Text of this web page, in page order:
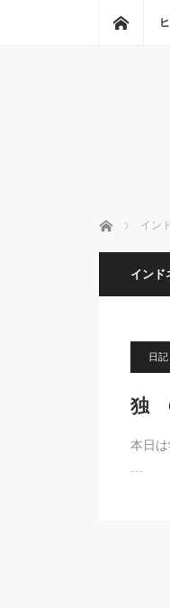
ホ
ホーム イン
インド
日
独
本日